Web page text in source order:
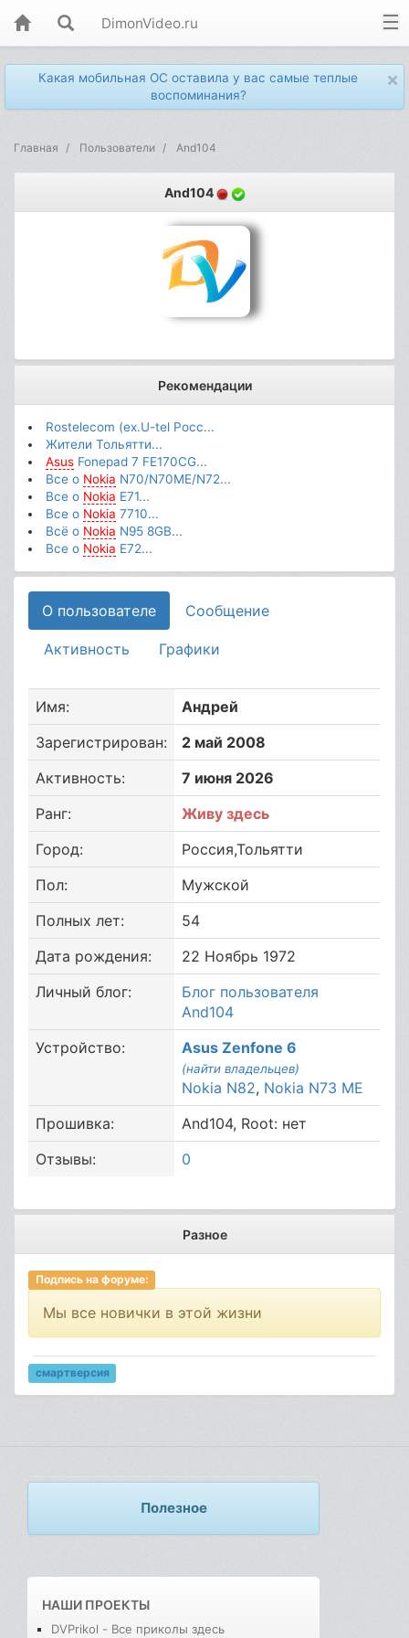
DimonVideo.ru
×
Какая мобильная ОС оставила у вас самые теплые
воспоминания?
Главная Пользователи And104
And104
Рекомендации
Rostelecom (ex.U-tel Росс...
Жители Тольятти...
Asus Fonepad 7 FE170CG...
Все о Nokia N70/N70ME/N72...
Все о Nokia E71...
Все о Nokia 7710...
Всё о Nokia N95 8GB...
Все о Nokia E72...
О пользователе Сообщение
Активность Графики
Имя:
Андрей
Зарегистрирован:
2 май 2008
Активность:
7 июня 2026
Ранг:
Живу здесь
Город:
Россия,Тольятти
Пол:
Мужской
Полных лет:
54
Дата рождения:
22 Ноябрь 1972
Личный блог:
Блог пользователя
And104
Устройство:
Asus Zenfone 6
(найти владельцев)
Nokia N82, Nokia N73 ME
Прошивка:
And104, Root: нет
Отзывы:
0
Разное
Подпись на форуме:
Мы все новички в этой жизни
смартверсия
Полезное
НАШИ ПРОЕКТЫ
DVPrikol - Все приколы здесь